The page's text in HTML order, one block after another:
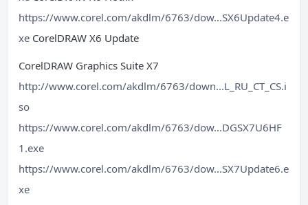
https://www.corel.com/akdlm/6763/dow...SX6Update4.e
xe CorelDRAW X6 Update
CorelDRAW Graphics Suite X7
http://www.corel.com/akdlm/6763/down...L_RU_CT_CS.i
so
https://www.corel.com/akdlm/6763/dow...DGSX7U6HF
1.exe
https://www.corel.com/akdlm/6763/dow...SX7Update6.e
xe